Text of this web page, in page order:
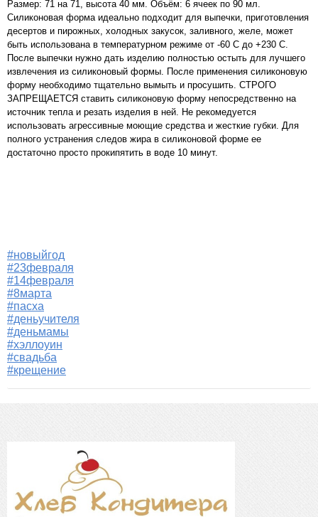
Размер: 71 на 71, высота 40 мм. Объём: 6 ячеек по 90 мл.
Силиконовая форма идеально подходит для выпечки, приготовления
десертов и пирожных, холодных закусок, заливного, желе, может
быть использована в температурном режиме от -60 С до +230 С.
После выпечки нужно дать изделию полностью остыть для лучшего
извлечения из силиконовый формы. После применения силиконовую
форму необходимо тщательно вымыть и просушить. СТРОГО
ЗАПРЕЩАЕТСЯ ставить силиконовую форму непосредственно на
источник тепла и резать изделия в ней. Не рекомедуется
использовать агрессивные моющие средства и жесткие губки. Для
полного устранения следов жира в силиконовой форме ее
достаточно просто прокипятить в воде 10 минут.
#новыйгод
#23февраля
#14февраля
#8марта
#пасха
#деньучителя
#деньмамы
#хэллоуин
#свадьба
#крещение